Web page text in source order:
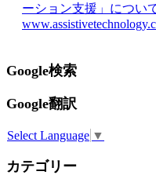
ーション支援」につい
Google検索
Google翻訳
Select Language ▼
カテゴリー